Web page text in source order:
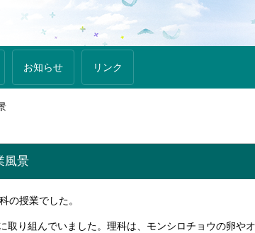
お知らせ リンク
風景
の授業でした。
り組んでいました。理科は、モンシロチョウの卵や